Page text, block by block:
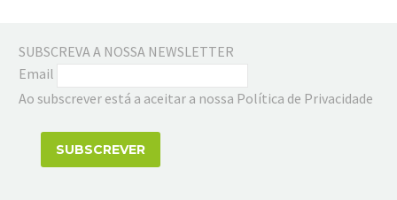
SUBSCREVA A NOSSA NEWSLETTER
Email
Ao subscrever está a aceitar a nossa Política de Privacidade